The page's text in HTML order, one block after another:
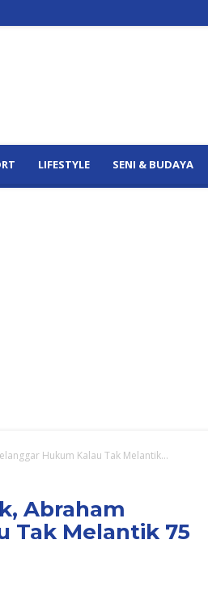
LIFESTYLE SENI & BUDAYA
Hukum Kalau Tak Melantik...
Abraham
Tak Melantik 75